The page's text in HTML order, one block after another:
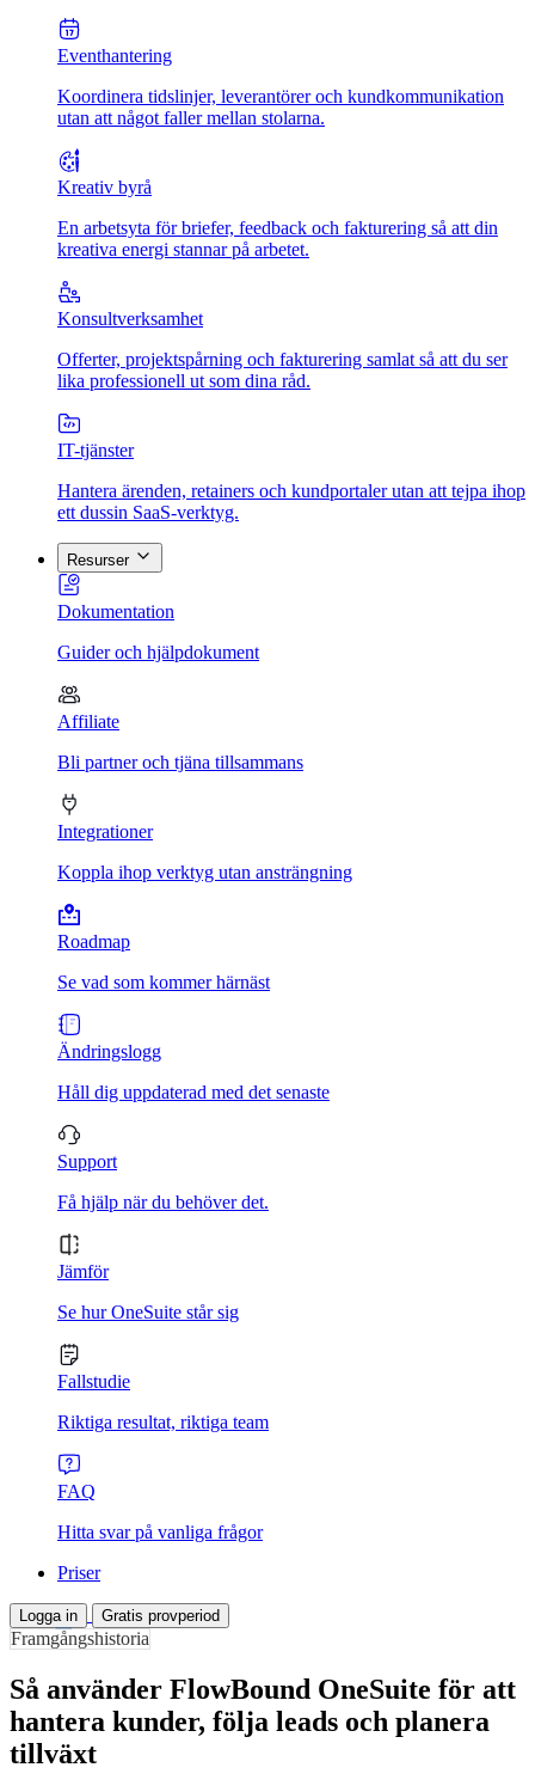
Eventhantering
Koordinera tidslinjer, leverantörer och kundkommunikation
utan att något faller mellan stolarna.
Kreativ byrå
En arbetsyta för briefer, feedback och fakturering så att din
kreativa energi stannar på arbetet.
Konsultverksamhet
Offerter, projektspårning och fakturering samlat så att du ser
lika professionell ut som dina råd.
IT-tjänster
Hantera ärenden, retainers och kundportaler utan att tejpa ihop
ett dussin SaaS-verktyg.
Resurser
Dokumentation
Guider och hjälpdokument
Affiliate
Bli partner och tjäna tillsammans
Integrationer
Koppla ihop verktyg utan ansträngning
Roadmap
Se vad som kommer härnäst
Ändringslogg
Håll dig uppdaterad med det senaste
Support
Få hjälp när du behöver det.
Jämför
Se hur OneSuite står sig
Fallstudie
Riktiga resultat, riktiga team
FAQ
Hitta svar på vanliga frågor
Priser
Logga in Gratis provperiod
Framgångshistoria
Så använder FlowBound OneSuite för att
hantera kunder, följa leads och planera
tillväxt